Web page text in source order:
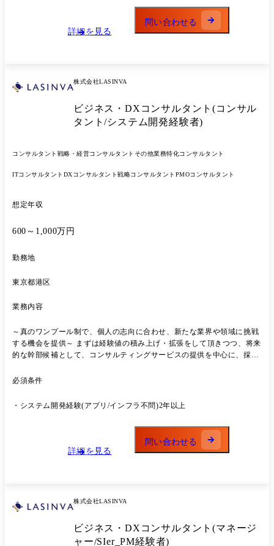
けた提案活動(提案書構想・作成、見積もり、プレゼン) ・多様なリスク
と機会、戦略・経営管理・事業開発の経験を活かした下位メンバーの指
導・育成、チームの成長への貢献 ●業務内容 コンサルティング業務
資家に提供する役割を果たしています。 ファンドの出資者は、投資先企
業の成長を共に支えるパートナーでもあり、出資後は、ファンドの運用
状況を報告するとともに、出資者ニーズに応じた情報の提供も個別に行
詳細を見る
問い合わせる
株式会社LASINVA
ビジネス・DXコンサルタント(コンサル
タント/システム開発経験者)
コンサルタント 戦略・経営コンサルタント その他業務特化コンサルタント
ITコンサルタント DXコンサルタント戦略コンサルタント PMOコンサルタント
想定年収
600～1,000万円
勤務地
東京都港区
業務内容
～真のワンプール制で、個人の志向に合わせ、新たな業界や領域に挑戦
する機会を提供～ まずは経験値の積み上げ・拡張をして頂きつつ、将来
的な幹部候補として、コンサルティングサービスの提供を中心に、採用/
ジェクト事例】 ◆戦略 ・大手製造メーカー:事業戦略策定支援(社長含む
プロダクトの事業性評価/企画開発推進 ・大手エネルギー会社:CVC立ち
革コンサルティング ・大手通信会社:地域共創推進のための大企業/地方
測業務のモデル化/標準化支援 ・大手生命保険会社:生成AI活用した全社
◆IT・PMO・その他 ・メガバンク:システム開発領域における生成AI活
ーション支援 ・大手製薬企業:DTxプラットフォーム構築支援 ・総合エ
ンタメ企業:販売管理システム刷新PJにおけるPMO支援 ・AIベンチャ
必須条件
・システム開発経験(アプリ/インフラ不問)2年以上
詳細を見る
問い合わせる
株式会社LASINVA
ビジネス・DXコンサルタント(マネージ
ャー/SIer_PM経験者)